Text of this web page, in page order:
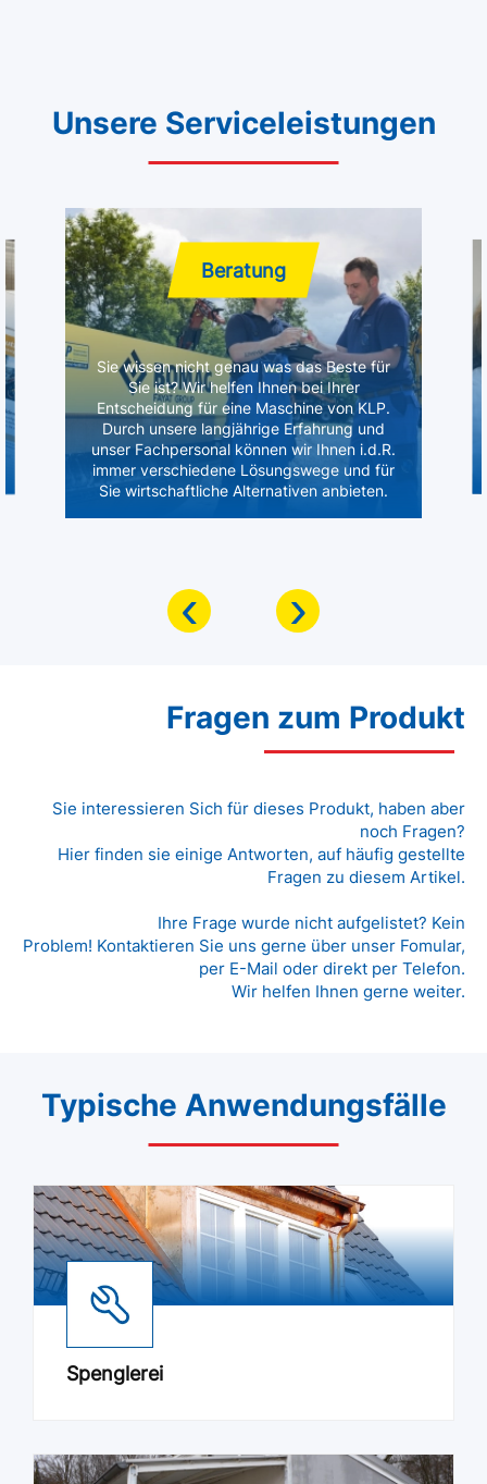
Unsere Serviceleistungen
Beratung
Sie wissen nicht genau was das Beste für
Sie ist? Wir helfen Ihnen bei Ihrer
Entscheidung für eine Maschine von KLP.
Durch unsere langjährige Erfahrung und
unser Fachpersonal können wir Ihnen i.d.R.
immer verschiedene Lösungswege und für
Sie wirtschaftliche Alternativen anbieten.
‹ ›
Fragen zum Produkt
Sie interessieren Sich für dieses Produkt, haben aber
noch Fragen?
Hier finden sie einige Antworten, auf häufig gestellte
Fragen zu diesem Artikel.
Ihre Frage wurde nicht aufgelistet? Kein
Problem! Kontaktieren Sie uns gerne über unser Fomular,
per E-Mail oder direkt per Telefon.
Wir helfen Ihnen gerne weiter.
Typische Anwendungsfälle
Spenglerei